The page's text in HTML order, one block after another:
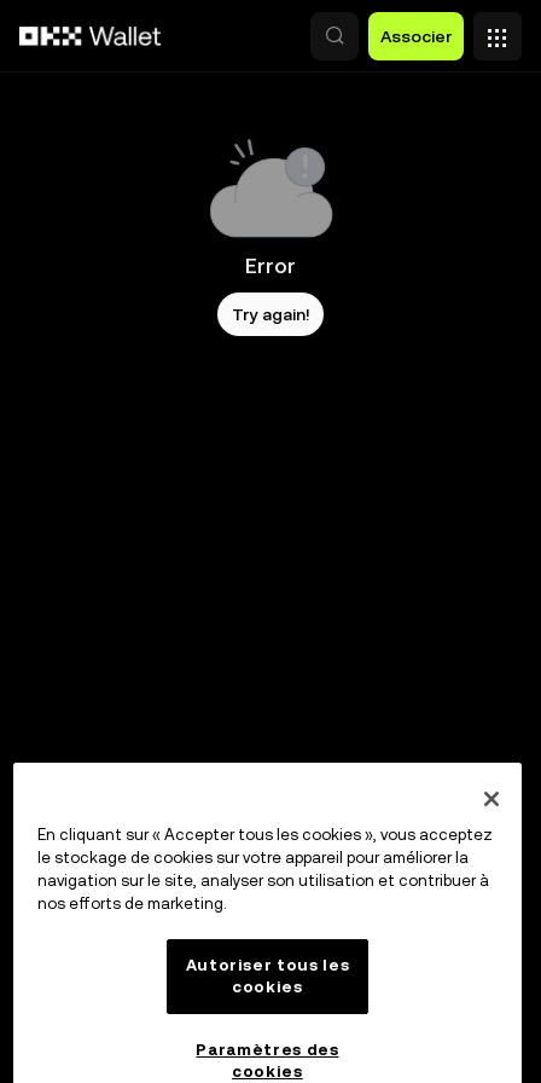
Associer
Error
Try again!
En cliquant sur « Accepter tous les cookies », vous acceptez
le stockage de cookies sur votre appareil pour améliorer la
navigation sur le site, analyser son utilisation et contribuer à
nos efforts de marketing.
Autoriser tous les
cookies
Paramètres des
cookies